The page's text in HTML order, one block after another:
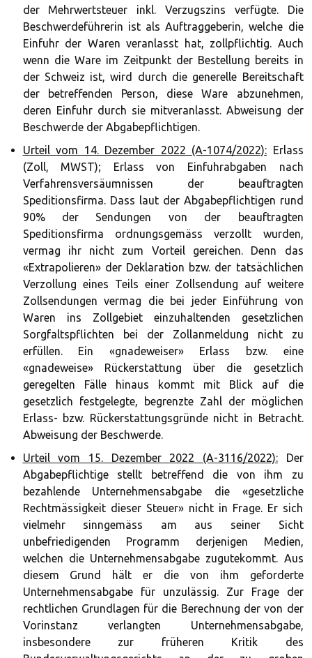
der Mehrwertsteuer inkl. Verzugszins verfügte. Die
Beschwerdeführerin ist als Auftraggeberin, welche die
Einfuhr der Waren veranlasst hat, zollpflichtig. Auch
wenn die Ware im Zeitpunkt der Bestellung bereits in
der Schweiz ist, wird durch die generelle Bereitschaft
der betreffenden Person, diese Ware abzunehmen,
deren Einfuhr durch sie mitveranlasst. Abweisung der
Beschwerde der Abgabepflichtigen.
Urteil vom 14. Dezember 2022 (A-1074/2022): Erlass
(Zoll, MWST); Erlass von Einfuhrabgaben nach
Verfahrensversäumnissen der beauftragten
Speditionsfirma. Dass laut der Abgabepflichtigen rund
90% der Sendungen von der beauftragten
Speditionsfirma ordnungsgemäss verzollt wurden,
vermag ihr nicht zum Vorteil gereichen. Denn das
«Extrapolieren» der Deklaration bzw. der tatsächlichen
Verzollung eines Teils einer Zollsendung auf weitere
Zollsendungen vermag die bei jeder Einführung von
Waren ins Zollgebiet einzuhaltenden gesetzlichen
Sorgfaltspflichten bei der Zollanmeldung nicht zu
erfüllen. Ein «gnadeweiser» Erlass bzw. eine
«gnadeweise» Rückerstattung über die gesetzlich
geregelten Fälle hinaus kommt mit Blick auf die
gesetzlich festgelegte, begrenzte Zahl der möglichen
Erlass- bzw. Rückerstattungsgründe nicht in Betracht.
Abweisung der Beschwerde.
Urteil vom 15. Dezember 2022 (A-3116/2022):Der
Abgabepflichtige stellt betreffend die von ihm zu
bezahlende Unternehmensabgabe die «gesetzliche
Rechtmässigkeit dieser Steuer» nicht in Frage. Er sich
vielmehr sinngemäss am aus seiner Sicht
unbefriedigenden Programm derjenigen Medien,
welchen die Unternehmensabgabe zugutekommt. Aus
diesem Grund hält er die von ihm geforderte
Unternehmensabgabe für unzulässig. Zur Frage der
rechtlichen Grundlagen für die Berechnung der von der
Vorinstanz verlangten Unternehmensabgabe,
insbesondere zur früheren Kritik des